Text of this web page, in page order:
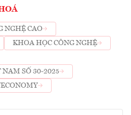
NGHỆ CAO
KHOA HỌC CÔNG NGHỆ
SỐ 30-2025